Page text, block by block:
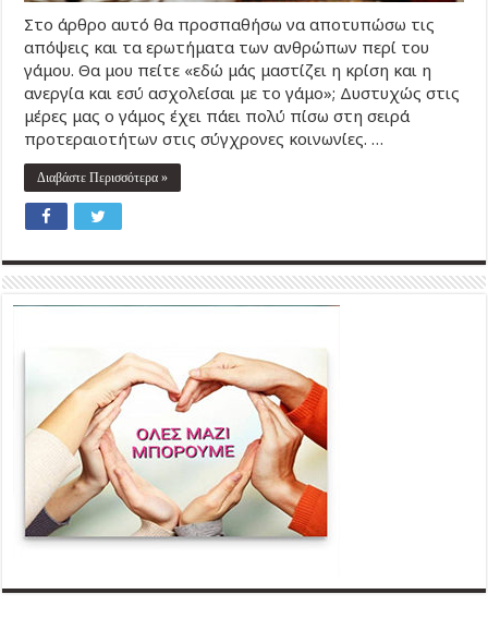
Στο άρθρο αυτό θα προσπαθήσω να αποτυπώσω τις
απόψεις και τα ερωτήματα των ανθρώπων περί του
γάμου. Θα μου πείτε «εδώ μάς μαστίζει η κρίση και η
ανεργία και εσύ ασχολείσαι με το γάμο»; Δυστυχώς στις
μέρες μας ο γάμος έχει πάει πολύ πίσω στη σειρά
προτεραιοτήτων στις σύγχρονες κοινωνίες. …
Διαβάστε Περισσότερα »